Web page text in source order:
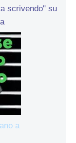
scrivendo" su
a